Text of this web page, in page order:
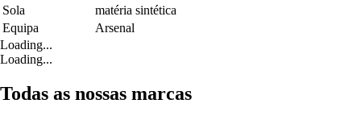
Sola
matéria sintética
Equipa
Arsenal
Loading...
Loading...
Todas as nossas marcas